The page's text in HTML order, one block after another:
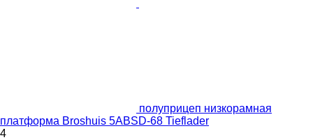
полуприцеп низкорамная
платформа Broshuis 5ABSD-68 Tieflader
4